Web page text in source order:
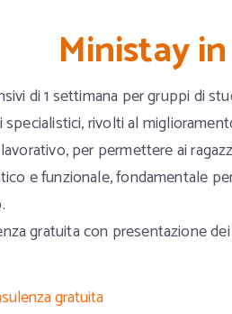
Ministay
di 1 settimana per gruppi di
rivolti al
per permettere ai
e funzionale, fondamentale
gratuita con presentazione
gratuita